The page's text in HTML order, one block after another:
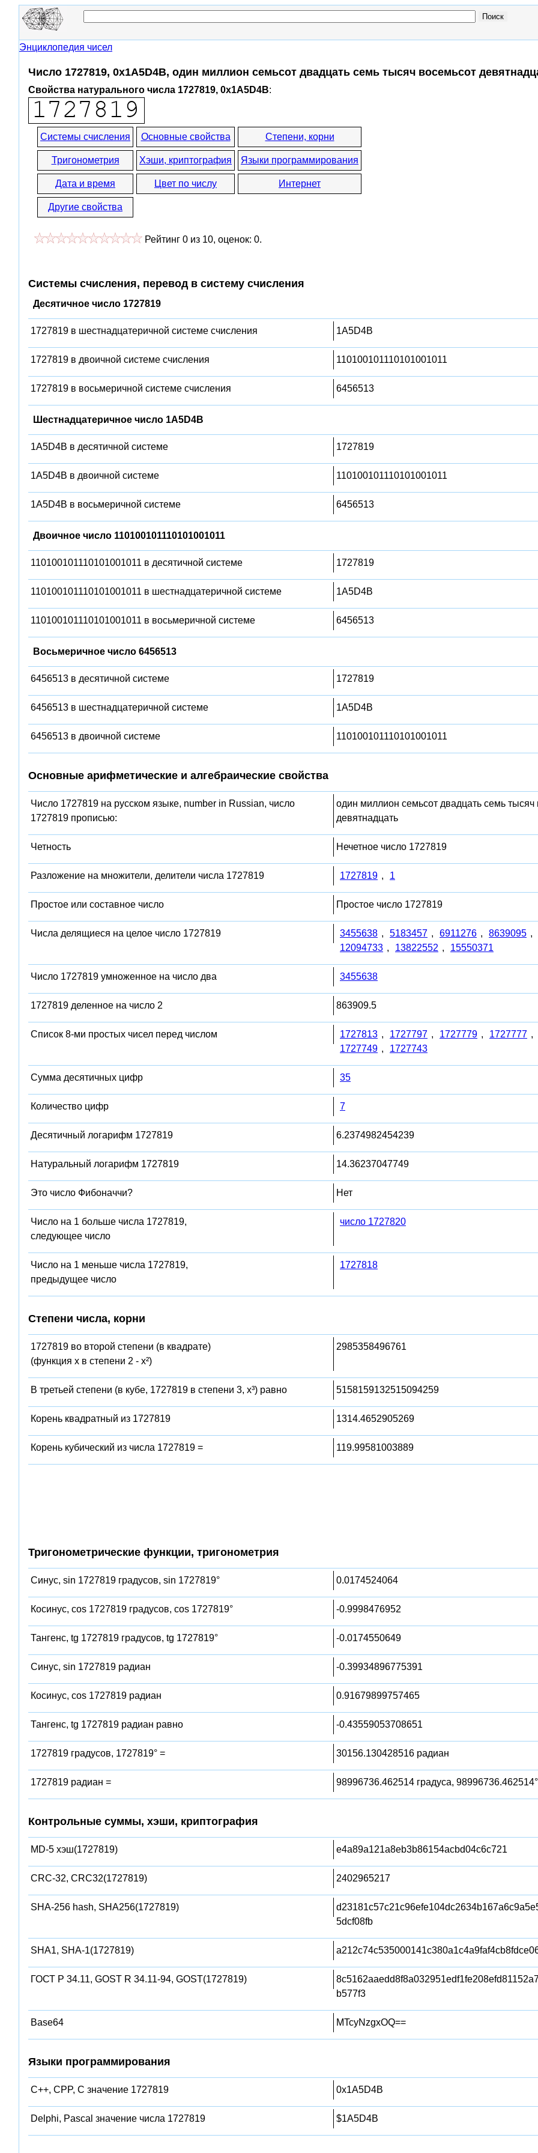
Энциклопедия чисел
Число 1727819, 0x1A5D4B, один миллион семьсот двадцать семь тысяч восемьсот
Свойства натурального числа 1727819, 0x1A5D4B:
Системы счисления Основные свойства Степени, корни
Тригонометрия Хэши, криптография Языки программирования
Дата и время Цвет по числу Интернет
Другие свойства
Рейтинг 0 из 10, оценок: 0.
Системы счисления, перевод в систему счисления
Десятичное число 1727819
1727819 в шестнадцатеричной системе счисления 1A5D4B
1727819 в двоичной системе счисления 110100101110101001011
1727819 в восьмеричной системе счисления 6456513
Шестнадцатеричное число 1A5D4B
1A5D4B в десятичной системе 1727819
1A5D4B в двоичной системе 110100101110101001011
1A5D4B в восьмеричной системе 6456513
Двоичное число 110100101110101001011
110100101110101001011 в десятичной системе 1727819
110100101110101001011 в шестнадцатеричной системе 1A5D4B
110100101110101001011 в восьмеричной системе 6456513
Восьмеричное число 6456513
6456513 в десятичной системе 1727819
6456513 в шестнадцатеричной системе 1A5D4B
6456513 в двоичной системе 110100101110101001011
Основные арифметические и алгебраические свойства
Число 1727819 на русском языке, number in Russian, число
1727819 прописью:
один миллион семьсот двадцать семь тысяч
девятнадцать
Четность Нечетное число 1727819
Разложение на множители, делители числа 1727819 1727819 , 1
Простое или составное число Простое число 1727819
Числа делящиеся на целое число 1727819 3455638 , 5183457 , 6911276 , 8639095 ,
12094733 , 13822552 , 15550371
Число 1727819 умноженное на число два 3455638
1727819 деленное на число 2 863909.5
Список 8-ми простых чисел перед числом 1727813 , 1727797 , 1727779 , 1727777 ,
1727749 , 1727743
Сумма десятичных цифр 35
Количество цифр 7
Десятичный логарифм 1727819 6.2374982454239
Натуральный логарифм 1727819 14.36237047749
Это число Фибоначчи? Нет
Число на 1 больше числа 1727819,
следующее число
число 1727820
Число на 1 меньше числа 1727819,
предыдущее число
1727818
Степени числа, корни
1727819 во второй степени (в квадрате)
(функция x в степени 2 - x²)
2985358496761
В третьей степени (в кубе, 1727819 в степени 3, x³) равно 5158159132515094259
Корень квадратный из 1727819 1314.4652905269
Корень кубический из числа 1727819 = 119.99581003889
Тригонометрические функции, тригонометрия
Синус, sin 1727819 градусов, sin 1727819° 0.0174524064
Косинус, cos 1727819 градусов, cos 1727819° -0.9998476952
Тангенс, tg 1727819 градусов, tg 1727819° -0.0174550649
Синус, sin 1727819 радиан -0.39934896775391
Косинус, cos 1727819 радиан 0.91679899757465
Тангенс, tg 1727819 радиан равно -0.43559053708651
1727819 градусов, 1727819° = 30156.130428516 радиан
1727819 радиан = 98996736.462514 градуса, 98996736.462514°
Контрольные суммы, хэши, криптография
MD-5 хэш(1727819) e4a89a121a8eb3b86154acbd04c6c721
CRC-32, CRC32(1727819) 2402965217
SHA-256 hash, SHA256(1727819)
5dcf08fb
SHA1, SHA-1(1727819)
ГОСТ Р 34.11, GOST R 34.11-94, GOST(1727819)
b577f3
Base64 MTcyNzgxOQ==
Языки программирования
C++, CPP, C значение 1727819 0x1A5D4B
Delphi, Pascal значение числа 1727819 $1A5D4B